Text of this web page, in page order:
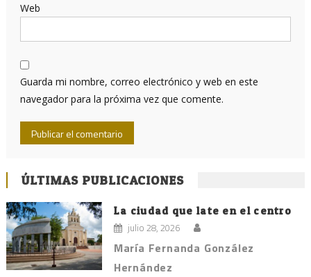
Web
Guarda mi nombre, correo electrónico y web en este
navegador para la próxima vez que comente.
ÚLTIMAS PUBLICACIONES
La ciudad que late en el centro
julio 28, 2026
María Fernanda González
Hernández